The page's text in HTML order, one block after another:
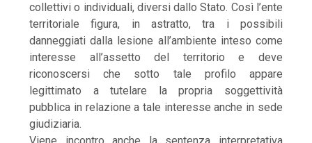
collettivi o individuali, diversi dallo Stato. Così l’ente
territoriale figura, in astratto, tra i possibili
danneggiati dalla lesione all’ambiente inteso come
interesse all’assetto del territorio e deve
riconoscersi che sotto tale profilo appare
legittimato a tutelare la propria soggettività
pubblica in relazione a tale interesse anche in sede
giudiziaria.